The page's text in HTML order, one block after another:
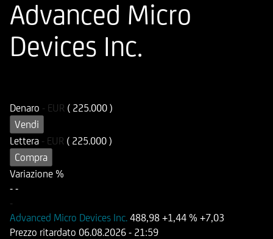
Advanced Micro
Devices Inc.
Denaro - EUR ( 225.000 )
Vendi
Lettera - EUR ( 225.000 )
Compra
Variazione %
- -
-
Advanced Micro Devices Inc. 488,98 +1,44 % +7,03
Prezzo ritardato 06.08.2026 - 21:59